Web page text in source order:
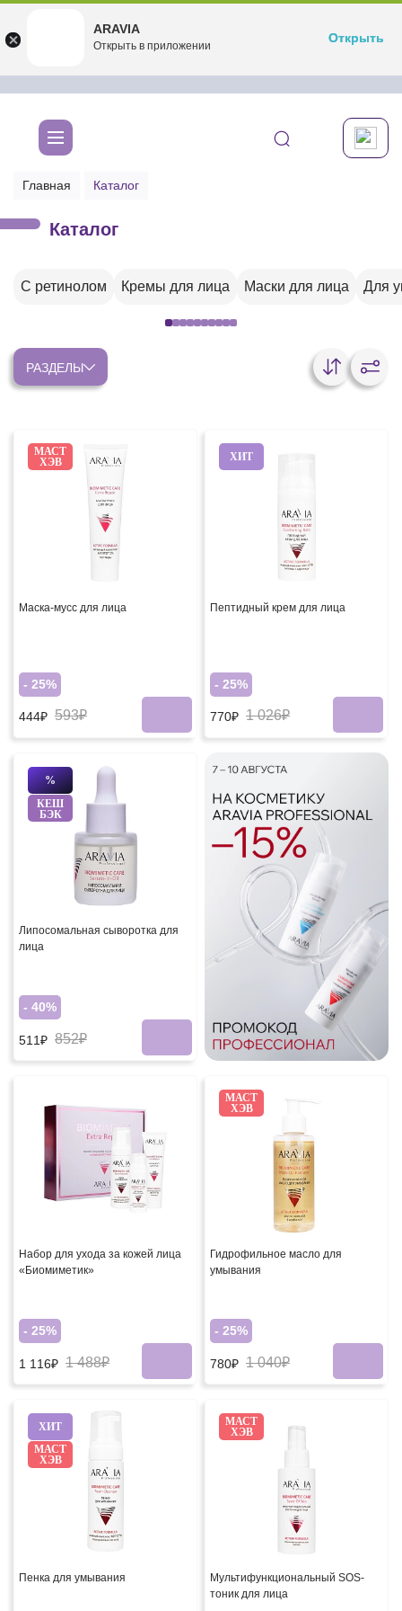
undefined
Бесплатноru.aravia.new
Открыть
Главная Каталог
Каталог
С ретинолом Кремы для лица Маски для лица Для
РАЗДЕЛЫ
МАСТ
ХЭВ
Маска-мусс для лица
- 25%
444₽ 593₽
ХИТ
Пептидный крем для лица
- 25%
770₽ 1 026₽
%
КЕШ
БЭК
Липосомальная сыворотка для
лица
- 40%
511₽ 852₽
Набор для ухода за кожей лица
«Биомиметик»
- 25%
1 116₽ 1 488₽
МАСТ
ХЭВ
Гидрофильное масло для
умывания
- 25%
780₽ 1 040₽
ХИТ
МАСТ
ХЭВ
Пенка для умывания
МАСТ
ХЭВ
Мультифункциональный SOS-
тоник для лица
ARAVIA
Открыть в приложении
Открыть